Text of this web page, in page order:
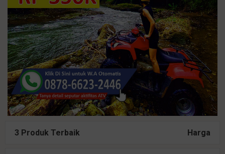
3 Produk Terbaik Harga